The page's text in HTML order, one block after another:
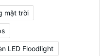
mặt trời
LED Floodlight